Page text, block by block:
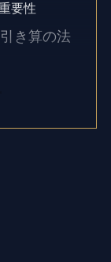
要性
き算の法